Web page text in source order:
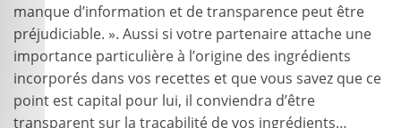
manque d’information et de transparence peut être
préjudiciable. ». Aussi si votre partenaire attache une
importance particulière à l’origine des ingrédients
incorporés dans vos recettes et que vous savez que ce
point est capital pour lui, il conviendra d’être
transparent sur la traçabilité de vos ingrédients…